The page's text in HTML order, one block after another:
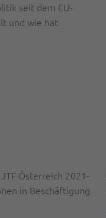
seit dem EU-
und wie hat
Österreich 2021-
in Beschäftigung